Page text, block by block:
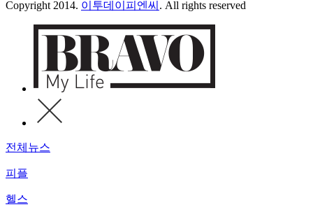
Copyright 2014. 이투데이피엔씨 . All rights reserved
전체뉴스
피플
헬스